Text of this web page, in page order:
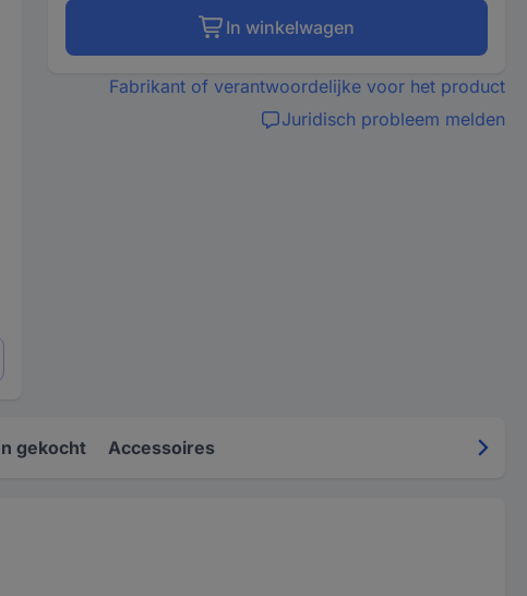
In winkelwagen
Fabrikant of verantwoordelijke voor het product
Juridisch probleem melden
gekocht Accessoires